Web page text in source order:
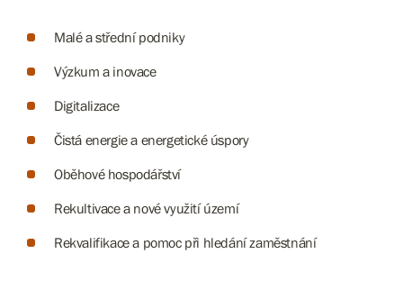
Malé a střední podniky
Výzkum a inovace
Digitalizace
Čistá energie a energetické úspory
Oběhové hospodářství
Rekultivace a nové využití území
Rekvalifikace a pomoc při hledání zaměstnání